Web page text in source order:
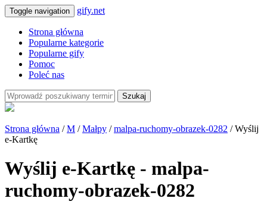
Toggle navigation gify.net
Strona główna
Popularne kategorie
Popularne gify
Pomoc
Poleć nas
Szukaj
Strona główna /M /Małpy /malpa-ruchomy-obrazek-0282 / Wyślij
e-Kartkę
Wyślij e-Kartkę - malpa-
ruchomy-obrazek-0282